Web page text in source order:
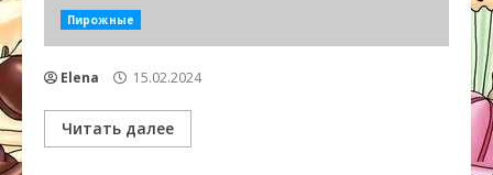
Пирожные
Elena 15.02.2024
Читать далее